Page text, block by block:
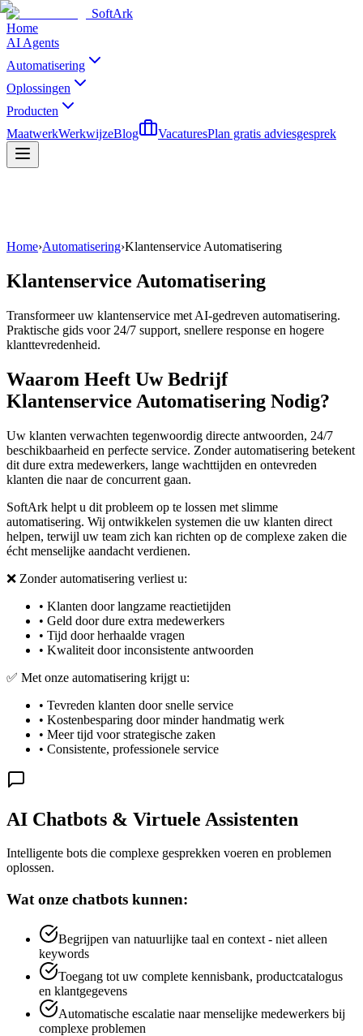
SoftArk
Home
AI Agents
Automatisering
Oplossingen
Producten
MaatwerkWerkwijzeBlog VacaturesPlan gratis adviesgesprek
Home›Automatisering›Klantenservice Automatisering
Klantenservice Automatisering
Transformeer uw klantenservice met AI-gedreven automatisering.
Praktische gids voor 24/7 support, snellere response en hogere
klanttevredenheid.
Waarom Heeft Uw Bedrijf
Klantenservice Automatisering Nodig?
Uw klanten verwachten tegenwoordig directe antwoorden, 24/7
beschikbaarheid en perfecte service. Zonder automatisering betekent
dit dure extra medewerkers, lange wachttijden en ontevreden
klanten die naar de concurrent gaan.
SoftArk helpt u dit probleem op te lossen met slimme
automatisering. Wij ontwikkelen systemen die uw klanten direct
helpen, terwijl uw team zich kan richten op de complexe zaken die
écht menselijke aandacht verdienen.
❌ Zonder automatisering verliest u:
• Klanten door langzame reactietijden
• Geld door dure extra medewerkers
• Tijd door herhaalde vragen
• Kwaliteit door inconsistente antwoorden
✅ Met onze automatisering krijgt u:
• Tevreden klanten door snelle service
• Kostenbesparing door minder handmatig werk
• Meer tijd voor strategische zaken
• Consistente, professionele service
AI Chatbots & Virtuele Assistenten
Intelligente bots die complexe gesprekken voeren en problemen
oplossen.
Wat onze chatbots kunnen:
Begrijpen van natuurlijke taal en context - niet alleen
keywords
Toegang tot uw complete kennisbank, productcatalogus
en klantgegevens
Automatische escalatie naar menselijke medewerkers bij
complexe problemen